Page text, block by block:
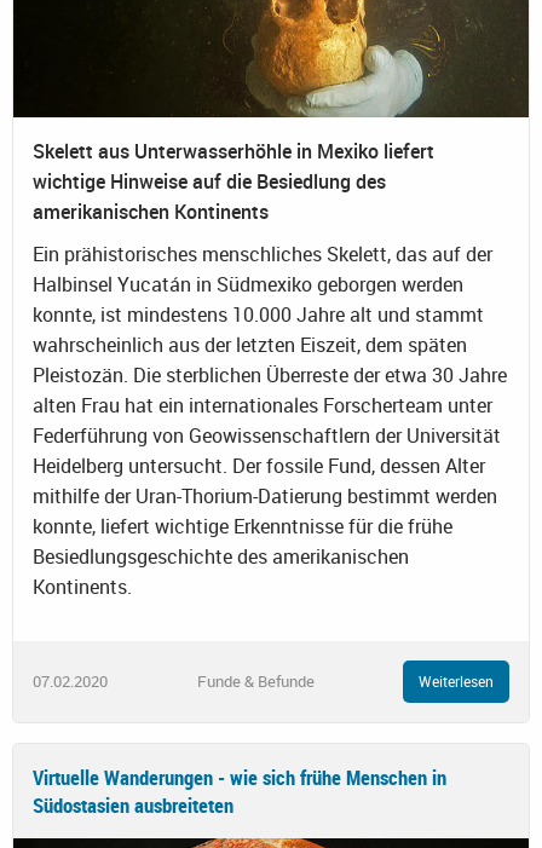
Skelett aus Unterwasserhöhle in Mexiko liefert
wichtige Hinweise auf die Besiedlung des
amerikanischen Kontinents
Ein prähistorisches menschliches Skelett, das auf der
Halbinsel Yucatán in Südmexiko geborgen werden
konnte, ist mindestens 10.000 Jahre alt und stammt
wahrscheinlich aus der letzten Eiszeit, dem späten
Pleistozän. Die sterblichen Überreste der etwa 30 Jahre
alten Frau hat ein internationales Forscherteam unter
Federführung von Geowissenschaftlern der Universität
Heidelberg untersucht. Der fossile Fund, dessen Alter
mithilfe der Uran-Thorium-Datierung bestimmt werden
konnte, liefert wichtige Erkenntnisse für die frühe
Besiedlungsgeschichte des amerikanischen
Kontinents.
07.02.2020 Funde & Befunde Weiterlesen
Virtuelle Wanderungen - wie sich frühe Menschen in
Südostasien ausbreiteten